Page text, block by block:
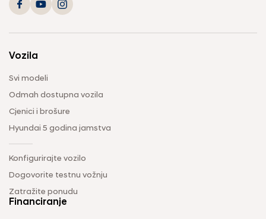
Vozila
Svi modeli
Odmah dostupna vozila
Cjenici i brošure
Hyundai 5 godina jamstva
Konfigurirajte vozilo
Dogovorite testnu vožnju
Zatražite ponudu
Financiranje